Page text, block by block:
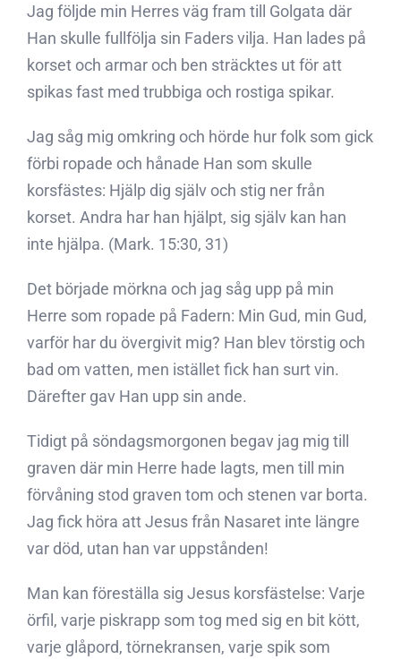
Jag följde min Herres väg fram till Golgata där
Han skulle fullfölja sin Faders vilja. Han lades på
korset och armar och ben sträcktes ut för att
spikas fast med trubbiga och rostiga spikar.
Jag såg mig omkring och hörde hur folk som gick
förbi ropade och hånade Han som skulle
korsfästes: Hjälp dig själv och stig ner från
korset. Andra har han hjälpt, sig själv kan han
inte hjälpa. (Mark. 15:30, 31)
Det började mörkna och jag såg upp på min
Herre som ropade på Fadern: Min Gud, min Gud,
varför har du övergivit mig? Han blev törstig och
bad om vatten, men istället fick han surt vin.
Därefter gav Han upp sin ande.
Tidigt på söndagsmorgonen begav jag mig till
graven där min Herre hade lagts, men till min
förvåning stod graven tom och stenen var borta.
Jag fick höra att Jesus från Nasaret inte längre
var död, utan han var uppstånden!
Man kan föreställa sig Jesus korsfästelse: Varje
örfil, varje piskrapp som tog med sig en bit kött,
varje glåpord, törnekransen, varje spik som